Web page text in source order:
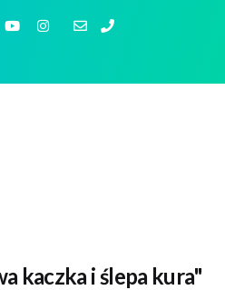
kaczka i ślepa kura"